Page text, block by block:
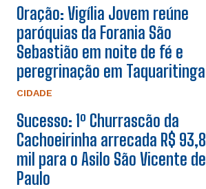
Oração: Vigília Jovem reúne
paróquias da Forania São
Sebastião em noite de fé e
peregrinação em Taquaritinga
CIDADE
Sucesso: 1º Churrascão da
Cachoeirinha arrecada R$ 93,8
mil para o Asilo São Vicente de
Paulo